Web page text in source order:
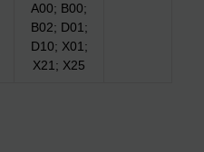
A00; B00;
B02; D01;
D10; X01;
X21; X25